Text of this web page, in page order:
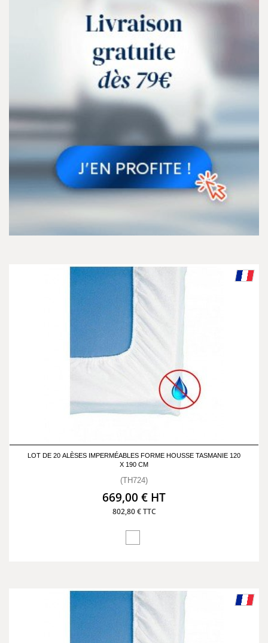
LOT DE 20 ALÈSES IMPERMÉABLES FORME HOUSSE TASMANIE 120
X 190 CM
(TH724)
669,00 € HT
802,80 € TTC